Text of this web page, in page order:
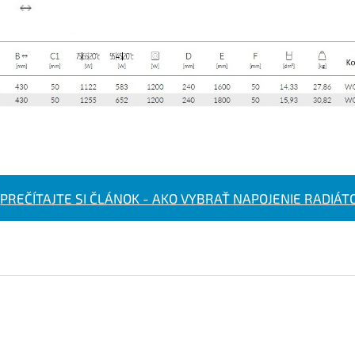
PREČÍTAJTE SI ČLÁNOK - AKO VYBRAŤ NAPOJENIE